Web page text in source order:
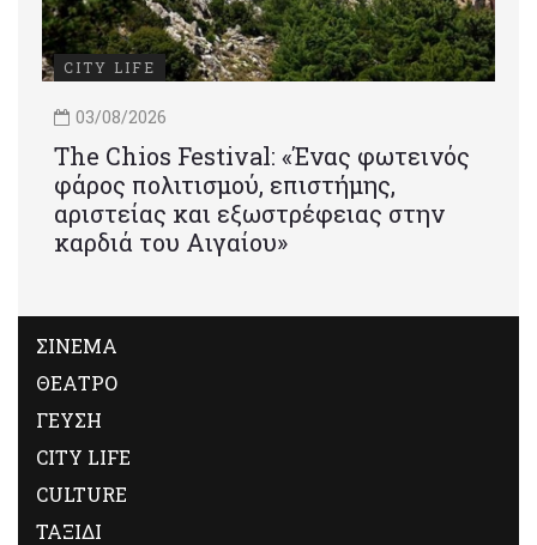
CITY LIFE
03/08/2026
Τhe Chios Festival: «Ένας φωτεινός
φάρος πολιτισμού, επιστήμης,
αριστείας και εξωστρέφειας στην
καρδιά του Αιγαίου»
ΣΙΝΕΜΑ
ΘΕΑΤΡΟ
ΓΕΥΣΗ
CITY LIFE
CULTURE
ΤΑΞΙΔΙ